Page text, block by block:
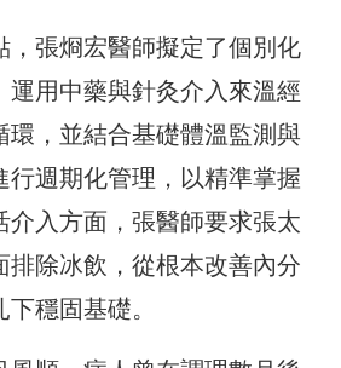
，張烱宏醫師擬定了個別化
運用中藥與針灸介入來溫經
環，並結合基礎體溫監測與
行週期化管理，以精準掌握
介入方面，張醫師要求張太
排除冰飲，從根本改善內分
穩固基礎。